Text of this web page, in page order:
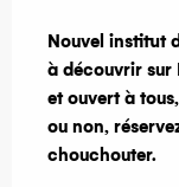
Nouvel institut
à découvrir sur
et ouvert à
ou non,
chouchouter.